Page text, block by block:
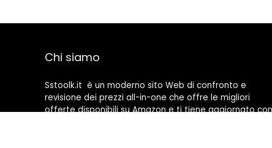
Chi siamo
Sstoolk.it è un moderno sito Web di confronto e
revisione dei prezzi all-in-one che offre le migliori
offerte disponibili su Amazon e ti tiene aggiornato con